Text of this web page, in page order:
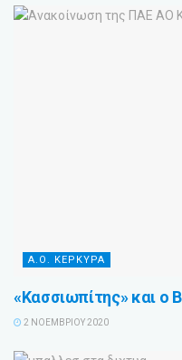
Α.Ο. ΚΕΡΚΥΡΑ
«Κασσιωπίτης» και ο
2 ΝΟΕΜΒΡΊΟΥ 2020